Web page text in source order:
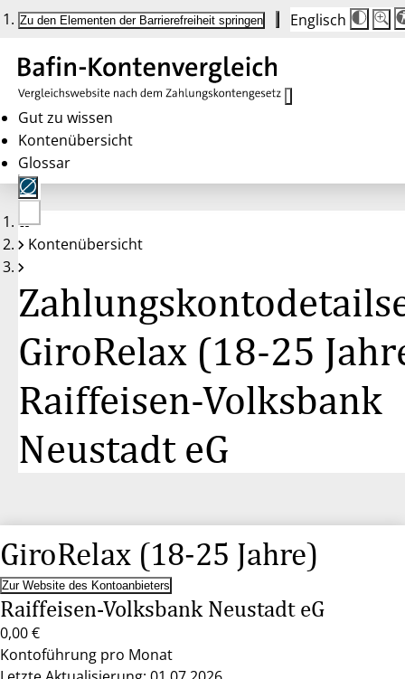
Zu den Elementen der Barrierefreiheit springen Englisch
Die
auf
100
100
Gut zu wissen
Kontenübersicht
Glossar
Keine
Konten
Kontenübersicht
GiroRelax (18-25
Raiffeisen-Volksbank
Neustadt eG
GiroRelax (18-25 Jahre)
Zur Website des Kontoanbieters
Raiffeisen-Volksbank Neustadt eG
0,00 €
Kontoführung pro Monat